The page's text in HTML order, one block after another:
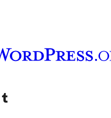
channel
Visit our Tumblr account